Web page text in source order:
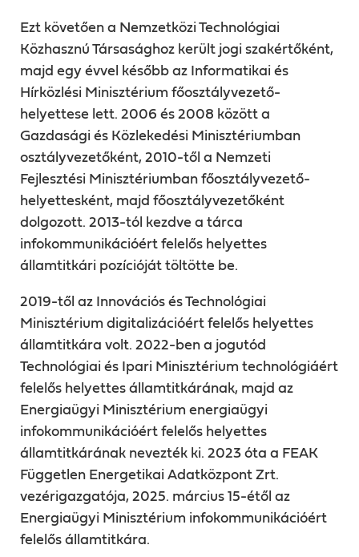
Ezt követően a Nemzetközi Technológiai
Közhasznú Társasághoz került jogi szakértőként,
majd egy évvel később az Informatikai és
Hírközlési Minisztérium főosztályvezető-
helyettese lett. 2006 és 2008 között a
Gazdasági és Közlekedési Minisztériumban
osztályvezetőként, 2010-től a Nemzeti
Fejlesztési Minisztériumban főosztályvezető-
helyettesként, majd főosztályvezetőként
dolgozott. 2013-tól kezdve a tárca
infokommunikációért felelős helyettes
államtitkári pozícióját töltötte be.
2019-től az Innovációs és Technológiai
Minisztérium digitalizációért felelős helyettes
államtitkára volt. 2022-ben a jogutód
Technológiai és Ipari Minisztérium technológiáért
felelős helyettes államtitkárának, majd az
Energiaügyi Minisztérium energiaügyi
infokommunikációért felelős helyettes
államtitkárának nevezték ki. 2023 óta a FEAK
Független Energetikai Adatközpont Zrt.
vezérigazgatója, 2025. március 15-étől az
Energiaügyi Minisztérium infokommunikációért
felelős államtitkára.